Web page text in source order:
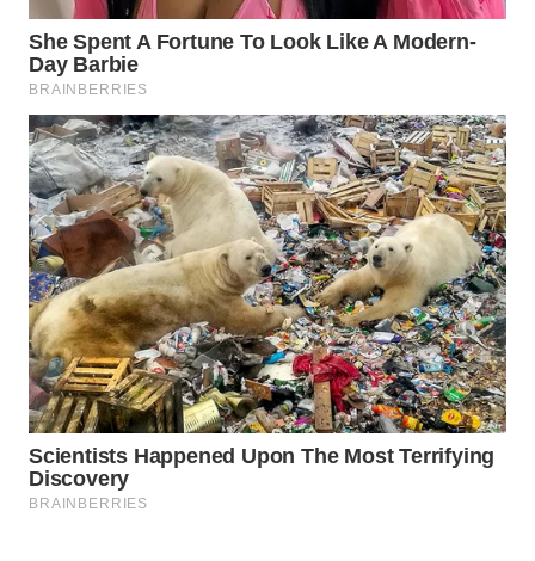
WAHANA
TANI
WAHANA
ADVOKAT
WAHANA
INFRASTRUKTUR
WAHANA
KONSUMEN
WAHANA
LISTRIK